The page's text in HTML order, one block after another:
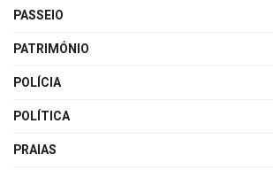
PASSEIO
PATRIMÓNIO
POLÍCIA
POLÍTICA
PRAIAS